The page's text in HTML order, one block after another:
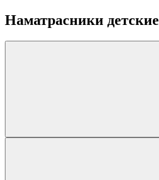
Наматрасники детские